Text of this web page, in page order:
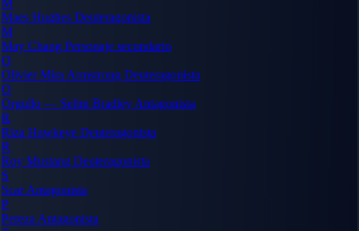
Maes Hughes Deuteragonista
M
May Chang Personaje secundario
O
Olivier Mira Armstrong Deuteragonista
O
Orgullo — Selim Bradley Antagonista
R
Riza Hawkeye Deuteragonista
R
Roy Mustang Deuteragonista
S
ScarAntagonista
P
Pereza Antagonista